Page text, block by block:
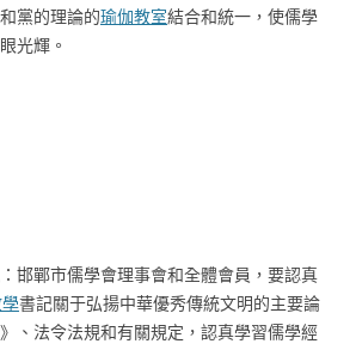
黨的理論的瑜伽教室結合和統一，使儒學
光輝。
邯鄲市儒學會理事會和全體會員，要認真
書記關于弘揚中華優秀傳統文明的主要論
、法令法規和有關規定，認真學習儒學經